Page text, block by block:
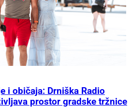
i običaja: Drniška Radio
prostor gradske tržnice